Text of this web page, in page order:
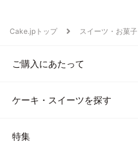
Cake.jpトップ スイーツ・お菓子
ご購入にあたって
ケーキ・スイーツを探す
特集